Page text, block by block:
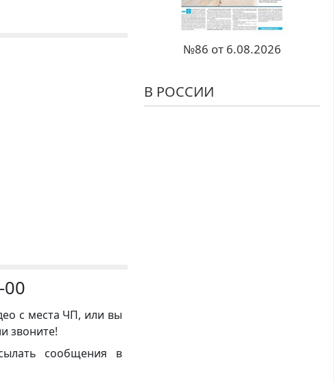
00
с места ЧП, или вы
звоните!
сообщения в
№86 от 6.08.2026
В РОССИИ